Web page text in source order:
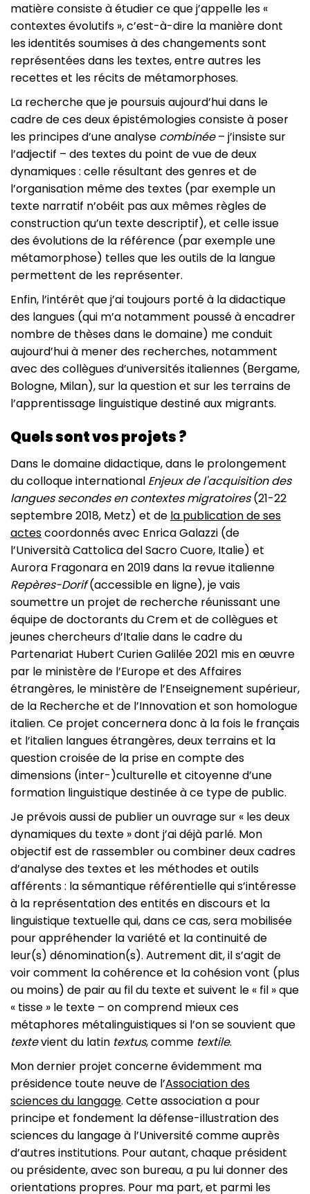
matière consiste à étudier ce que j’appelle les «
contextes évolutifs », c’est-à-dire la manière dont
les identités soumises à des changements sont
représentées dans les textes, entre autres les
recettes et les récits de métamorphoses.
La recherche que je poursuis aujourd’hui dans le
cadre de ces deux épistémologies consiste à poser
les principes d’une analyse combinée– j’insiste sur
l’adjectif – des textes du point de vue de deux
dynamiques : celle résultant des genres et de
l’organisation même des textes (par exemple un
texte narratif n’obéit pas aux mêmes règles de
construction qu’un texte descriptif), et celle issue
des évolutions de la référence (par exemple une
métamorphose) telles que les outils de la langue
permettent de les représenter.
Enfin, l’intérêt que j’ai toujours porté à la didactique
des langues (qui m’a notamment poussé à encadrer
nombre de thèses dans le domaine) me conduit
aujourd’hui à mener des recherches, notamment
avec des collègues d’universités italiennes (Bergame,
Bologne, Milan), sur la question et sur les terrains de
l’apprentissage linguistique destiné aux migrants.
Quels sont vos projets ?
Dans le domaine didactique, dans le prolongement
du colloque international Enjeux de l'acquisition des
langues secondes en contextes migratoires(21-22
septembre 2018, Metz) et de la publication de ses
actescoordonnés avec Enrica Galazzi (de
l’Università Cattolica del Sacro Cuore, Italie) et
Aurora Fragonara en 2019 dans la revue italienne
Repères-Dorif(accessible en ligne), je vais
soumettre un projet de recherche réunissant une
équipe de doctorants du Crem et de collègues et
jeunes chercheurs d’Italie dans le cadre du
Partenariat Hubert Curien Galilée 2021 mis en œuvre
par le ministère de l’Europe et des Affaires
étrangères, le ministère de l’Enseignement supérieur,
de la Recherche et de l’Innovation et son homologue
italien. Ce projet concernera donc à la fois le français
et l’italien langues étrangères, deux terrains et la
question croisée de la prise en compte des
dimensions (inter-)culturelle et citoyenne d’une
formation linguistique destinée à ce type de public.
Je prévois aussi de publier un ouvrage sur « les deux
dynamiques du texte » dont j’ai déjà parlé. Mon
objectif est de rassembler ou combiner deux cadres
d’analyse des textes et les méthodes et outils
afférents : la sémantique référentielle qui s’intéresse
à la représentation des entités en discours et la
linguistique textuelle qui, dans ce cas, sera mobilisée
pour appréhender la variété et la continuité de
leur(s) dénomination(s). Autrement dit, il s’agit de
voir comment la cohérence et la cohésion vont (plus
ou moins) de pair au fil du texte et suivent le « fil » que
« tisse » le texte – on comprend mieux ces
métaphores métalinguistiques si l’on se souvient que
textevient du latin textus, comme textile.
Mon dernier projet concerne évidemment ma
présidence toute neuve de l’Association des
sciences du langage. Cette association a pour
principe et fondement la défense-illustration des
sciences du langage à l’Université comme auprès
d’autres institutions. Pour autant, chaque président
ou présidente, avec son bureau, a pu lui donner des
orientations propres. Pour ma part, et parmi les